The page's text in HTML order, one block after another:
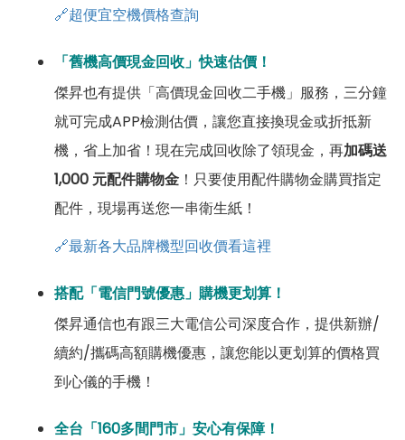
🔗超便宜空機價格查詢
「舊機高價現金回收」快速估價！
傑昇也有提供「高價現金回收二手機」服務，三分鐘
就可完成APP檢測估價，讓您直接換現金或折抵新
機，省上加省！現在完成回收除了領現金，再加碼送
1,000 元配件購物金 ！只要使用配件購物金購買指定
配件，現場再送您一串衛生紙！
🔗最新各大品牌機型回收價看這裡
搭配「電信門號優惠」購機更划算！
傑昇通信也有跟三大電信公司深度合作，提供新辦/
續約/攜碼高額購機優惠，讓您能以更划算的價格買
到心儀的手機！
全台「160多間門市」安心有保障！